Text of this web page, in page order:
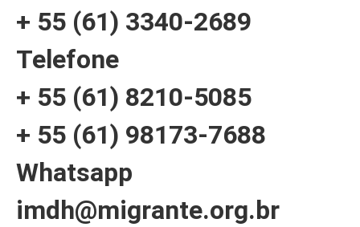
+ 55 (61) 3340-2689
Telefone
+ 55 (61) 8210-5085
+ 55 (61) 98173-7688
Whatsapp
imdh@migrante.org.br